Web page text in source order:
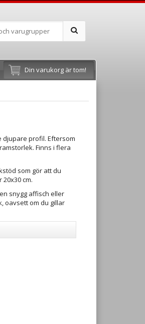
Din varukorg är tom!
djupare profil. Eftersom
Finns i flera
som gör att du
cm.
snygg affisch eller
oavsett om du gillar